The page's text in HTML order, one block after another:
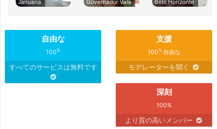
Januaria
Governador Vala
Belo Horizonte
自由な
100%
すべてのサービスは無料です
支援
100%自由な
モデレーターを聞く
深刻
100%
より質の高いメンバー